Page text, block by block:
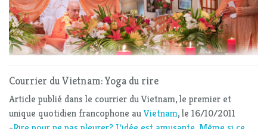
Courrier du Vietnam: Yoga du rire
Article publié dans le courrier du Vietnam, le premier et
unique quotidien francophone auVietnam, le 16/10/2011